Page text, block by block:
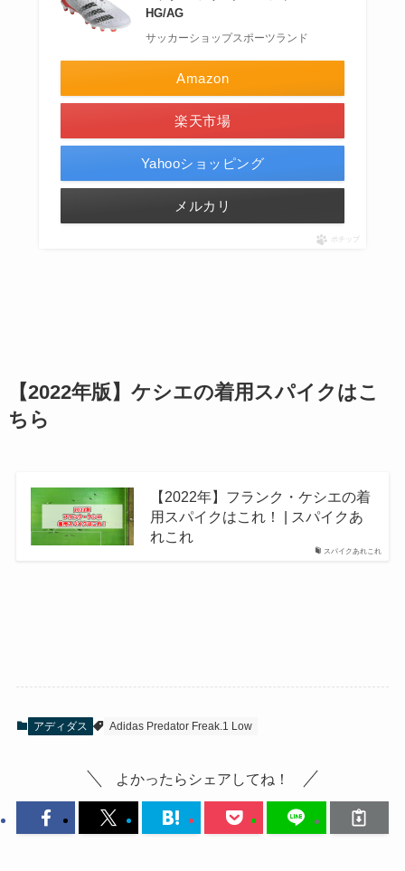
HG/AG
サッカーショップスポーツランド
Amazon
楽天市場
Yahooショッピング
メルカリ
ポチップ
【2022年版】ケシエの着用スパイクはこ
ちら
スパイクあれこれ
【2022年】フランク・ケシエの着
用スパイクはこれ！ | スパイクあ
れこれ
アディダス Adidas Predator Freak.1 Low
よかったらシェアしてね！